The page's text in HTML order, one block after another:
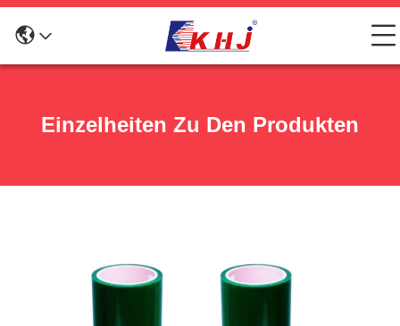
Einzelheiten Zu Den Produkten